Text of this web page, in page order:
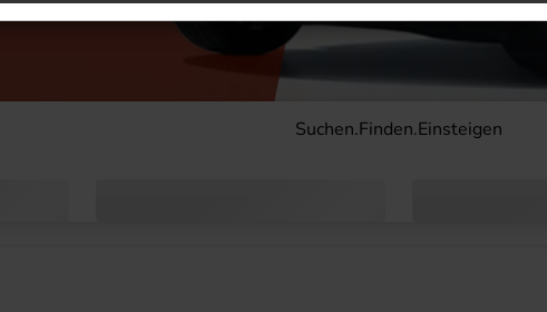
Suchen.Finden.Einsteigen